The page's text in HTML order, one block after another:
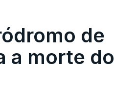
de
a morte do